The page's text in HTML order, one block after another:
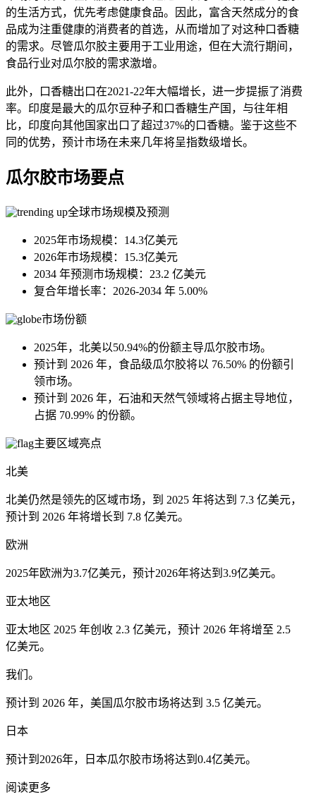
的生活方式，优先考虑健康食品。因此，富含天然成分的食
品成为注重健康的消费者的首选，从而增加了对这种口香糖
的需求。尽管瓜尔胶主要用于工业用途，但在大流行期间，
食品行业对瓜尔胶的需求激增。
此外，口香糖出口在2021-22年大幅增长，进一步提振了消费
率。印度是最大的瓜尔豆种子和口香糖生产国，与往年相
比，印度向其他国家出口了超过37%的口香糖。鉴于这些不
同的优势，预计市场在未来几年将呈指数级增长。
瓜尔胶市场要点
全球市场规模及预测
2025年市场规模：14.3亿美元
2026年市场规模：15.3亿美元
2034 年预测市场规模：23.2 亿美元
复合年增长率：2026-2034 年 5.00%
市场份额
2025年，北美以50.94%的份额主导瓜尔胶市场。
预计到 2026 年，食品级瓜尔胶将以 76.50% 的份额引
领市场。
预计到 2026 年，石油和天然气领域将占据主导地位，
占据 70.99% 的份额。
主要区域亮点
北美
北美仍然是领先的区域市场，到 2025 年将达到 7.3 亿美元，
预计到 2026 年将增长到 7.8 亿美元。
欧洲
2025年欧洲为3.7亿美元，预计2026年将达到3.9亿美元。
亚太地区
亚太地区 2025 年创收 2.3 亿美元，预计 2026 年将增至 2.5
亿美元。
我们。
预计到 2026 年，美国瓜尔胶市场将达到 3.5 亿美元。
日本
预计到2026年，日本瓜尔胶市场将达到0.4亿美元。
阅读更多